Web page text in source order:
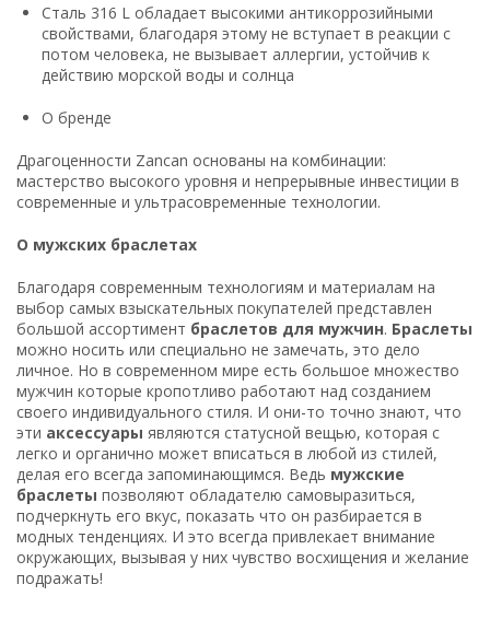
Сталь 316 L обладает высокими антикоррозийными
свойствами, благодаря этому не вступает в реакции с
потом человека, не вызывает аллергии, устойчив к
действию морской воды и солнца
О бренде
Драгоценности Zancan основаны на комбинации:
мастерство высокого уровня и непрерывные инвестиции в
современные и ультрасовременные технологии.
О мужских браслетах
Благодаря современным технологиям и материалам на
выбор самых взыскательных покупателей представлен
большой ассортимент браслетов для мужчин. Браслеты
можно носить или специально не замечать, это дело
личное. Но в современном мире есть большое множество
мужчин которые кропотливо работают над созданием
своего индивидуального стиля. И они-то точно знают, что
эти аксессуары являются статусной вещью, которая с
легко и органично может вписаться в любой из стилей,
делая его всегда запоминающимся. Ведь мужские
браслеты позволяют обладателю самовыразиться,
подчеркнуть его вкус, показать что он разбирается в
модных тенденциях. И это всегда привлекает внимание
окружающих, вызывая у них чувство восхищения и желание
подражать!